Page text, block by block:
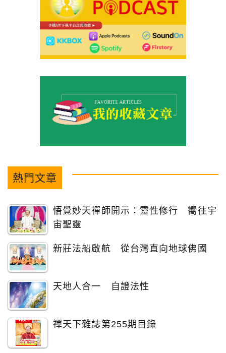
熱門文章
悟覺妙天禪師開示：靈性修行 嚮往宇
宙聖靈
新莊法船啟航 從台灣直向地球佛國
天地人合一 自證法性
禪天下雜誌第255期目錄